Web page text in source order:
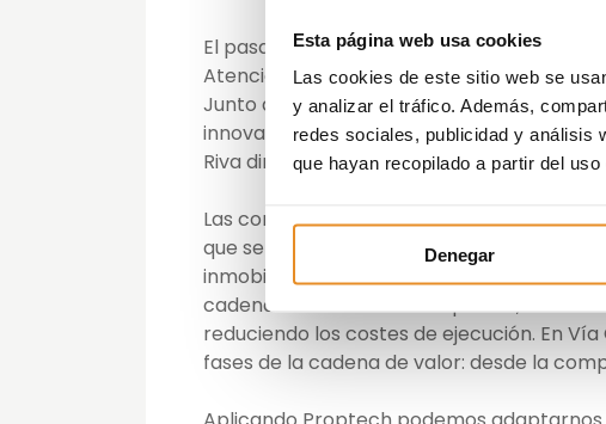
Esta página web usa cookies
Las cookies de este sitio web se
y analizar el tráfico. Además,
redes sociales, publicidad y análisis
que hayan recopilado a partir del
Denegar
El pasado 26 de octubre, Cristina Ontoso,
Atención al Cliente de Vía Célere formó
Junto a ella estuvieron Albert Bosch,
innovación de Neinor Homes, Juan Pablo
Riva directora de comunicación y
Las conclusiones a las que se llegaron
que se está produciendo en el sector
inmobiliario de más transparencia,
cadena de valor de las empresas,
reduciendo los costes de ejecución. En
fases de la cadena de valor: desde la